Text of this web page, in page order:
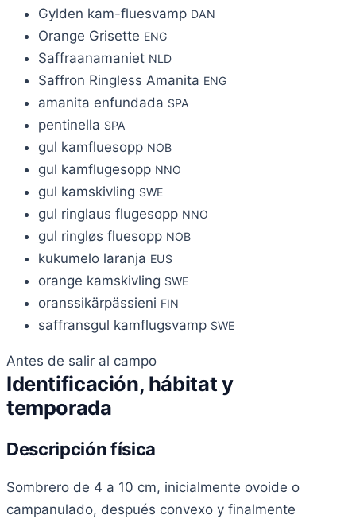
Gylden kam-fluesvamp DAN
Orange Grisette ENG
Saffraanamaniet NLD
Saffron Ringless Amanita ENG
amanita enfundada SPA
pentinella SPA
gul kamfluesopp NOB
gul kamflugesopp NNO
gul kamskivling SWE
gul ringlaus flugesopp NNO
gul ringløs fluesopp NOB
kukumelo laranja EUS
orange kamskivling SWE
oranssikärpässieni FIN
saffransgul kamflugsvamp SWE
Antes de salir al campo
Identificación, hábitat y
temporada
Descripción física
Sombrero de 4 a 10 cm, inicialmente ovoide o
campanulado, después convexo y finalmente